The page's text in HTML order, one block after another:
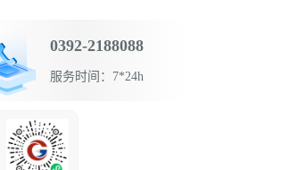
0392-2188088
服务时间：7*24h